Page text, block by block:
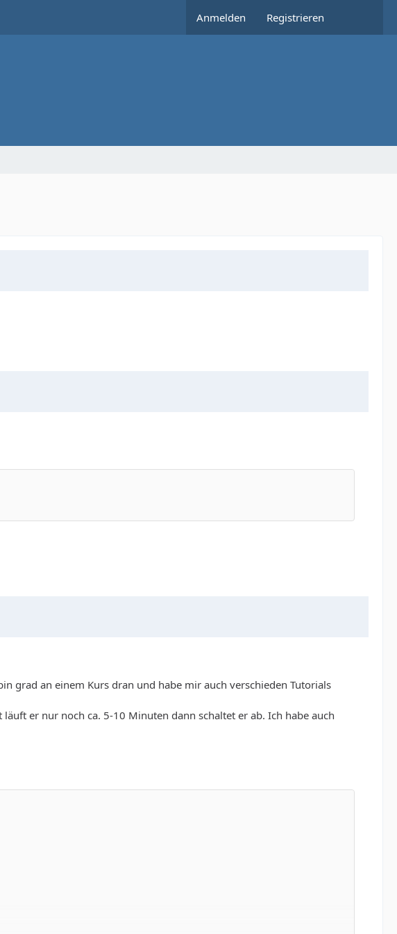
Anmelden Registrieren
grad an einem Kurs dran und habe mir auch verschieden Tutorials
er nur noch ca. 5-10 Minuten dann schaltet er ab. Ich habe auch